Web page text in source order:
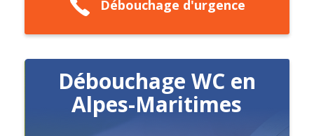
Débouchage d'urgence
Débouchage WC en
Alpes-Maritimes